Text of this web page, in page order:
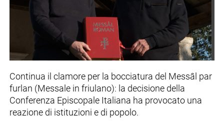
Continua il clamore per la bocciatura del Messâl par
furlan (Messale in friulano): la decisione della
Conferenza Episcopale Italiana ha provocato una
reazione di istituzioni e di popolo.